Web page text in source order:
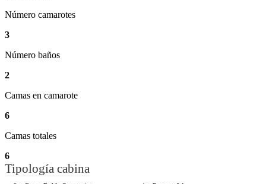
Número camarotes
3
Número baños
2
Camas en camarote
6
Camas totales
6
Tipología cabina